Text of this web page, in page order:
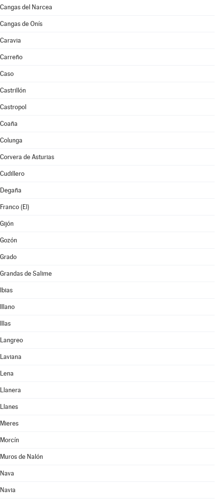
Cangas del Narcea
Cangas de Onís
Caravia
Carreño
Caso
Castrillón
Castropol
Coaña
Colunga
Corvera de Asturias
Cudillero
Degaña
Franco (El)
Gijón
Gozón
Grado
Grandas de Salime
Ibias
Illano
Illas
Langreo
Laviana
Lena
Llanera
Llanes
Mieres
Morcín
Muros de Nalón
Nava
Navia